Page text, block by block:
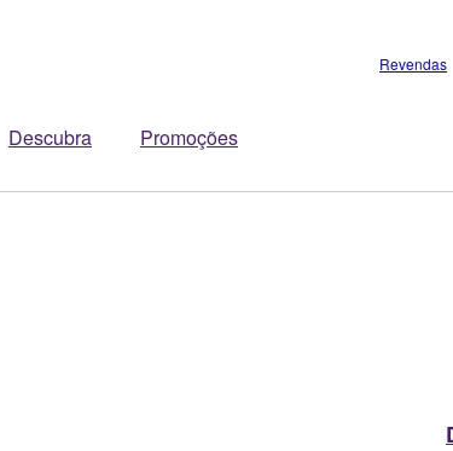
Descubra Promoções
Revendas